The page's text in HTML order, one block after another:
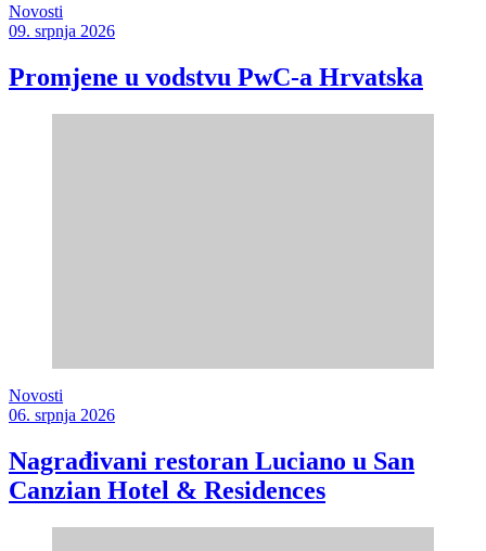
Novosti
09. srpnja 2026
Promjene u vodstvu PwC-a Hrvatska
Novosti
06. srpnja 2026
Nagrađivani restoran Luciano u San
Canzian Hotel & Residences